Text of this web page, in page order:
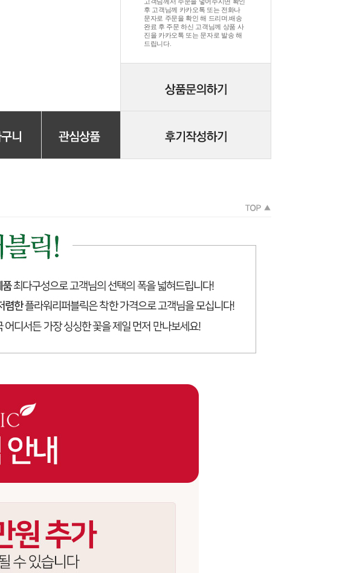
후 고객님께 카카오톡 또는 전화나
문자로 주문을 확인 해 드리며.배송
완료 후 주문 하신 고객님께 상품 사
진을 카카오톡 또는 문자로 발송 해
드립니다.